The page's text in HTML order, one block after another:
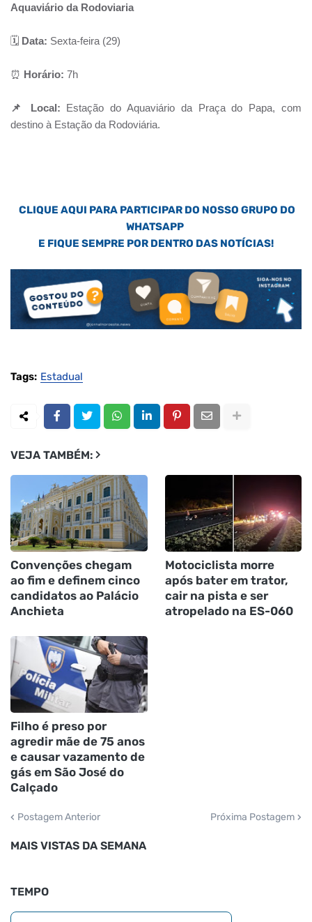
Aquaviário da Rodoviaria
🗓️ Data: Sexta-feira (29)
⏰ Horário: 7h
📌 Local: Estação do Aquaviário da Praça do Papa, com
destino à Estação da Rodoviária.
CLIQUE AQUI PARA PARTICIPAR DO NOSSO GRUPO DO
WHATSAPP
E FIQUE SEMPRE POR DENTRO DAS NOTÍCIAS!
Tags: Estadual
VEJA TAMBÉM:
Convenções chegam
ao fim e definem cinco
candidatos ao Palácio
Anchieta
Motociclista morre
após bater em trator,
cair na pista e ser
atropelado na ES-060
Filho é preso por
agredir mãe de 75 anos
e causar vazamento de
gás em São José do
Calçado
Postagem Anterior Próxima Postagem
MAIS VISTAS DA SEMANA
TEMPO